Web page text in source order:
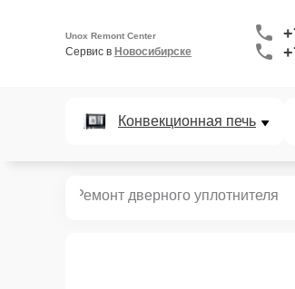
Unox Remont Center
Сервис в Новосибирске
Конвекционная печь
Ремонт дверного уплотнителя